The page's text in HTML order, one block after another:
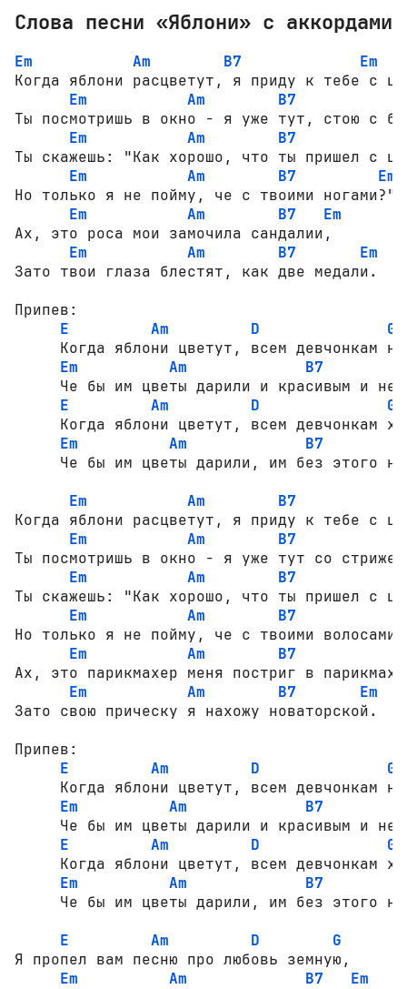
Слова песни «Яблони» с аккордами
Em Am B7
Em
Когда яблони расцветут, я приду к тебе с
Em
Am
B7
Ты посмотришь в окно - я уже тут, стою с
Em
Am
B7
Ты скажешь: "Как хорошо, что ты пришел с
Em
Am B7
Em
Но только я не пойму, че с твоими ногами?"
Em
Am B7
Em
Ах, это роса мои замочила сандалии,
Em
Am B7
Em
Зато твои глаза блестят, как две медали.
Припев:
E
Am D
G
Когда яблони цветут, всем девчонкам
Em
Am
B7
Че бы им цветы дарили и красивым и не
E
Am D
G
Когда яблони цветут, всем девчонкам
Em
Am
B7
Че бы им цветы дарили, им без этого
Em
Am
B7
Когда яблони расцветут, я приду к тебе с
Em
Am
B7
Ты посмотришь в окно - я уже тут со
Em
Am
B7
Ты скажешь: "Как хорошо, что ты пришел с
Em
Am B7
Но только я не пойму, че с твоими
Em
Am
B7
Ах, это парикмахер меня постриг в
Em
Am B7
Em
Зато свою прическу я нахожу новаторской.
Припев:
E
Am D
G
Когда яблони цветут, всем девчонкам
Em
Am
B7
Че бы им цветы дарили и красивым и не
E
Am D
G
Когда яблони цветут, всем девчонкам
Em
Am
B7
Че бы им цветы дарили, им без этого
E
Am D
G
Я пропел вам песню про любовь земную,
Em
Am B7
Em